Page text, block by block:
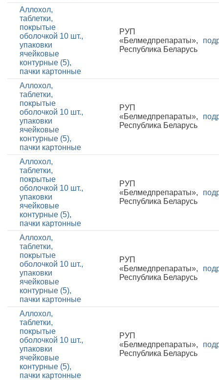
Аллохол,
таблетки,
покрытые
оболочкой 10 шт.,
упаковки
ячейковые
контурные (5),
пачки картонные
РУП
«Белмедпрепараты»,
Республика Беларусь
Аллохол,
таблетки,
покрытые
оболочкой 10 шт.,
упаковки
ячейковые
контурные (5),
пачки картонные
РУП
«Белмедпрепараты»,
Республика Беларусь
Аллохол,
таблетки,
покрытые
оболочкой 10 шт.,
упаковки
ячейковые
контурные (5),
пачки картонные
РУП
«Белмедпрепараты»,
Республика Беларусь
Аллохол,
таблетки,
покрытые
оболочкой 10 шт.,
упаковки
ячейковые
контурные (5),
пачки картонные
РУП
«Белмедпрепараты»,
Республика Беларусь
Аллохол,
таблетки,
покрытые
оболочкой 10 шт.,
упаковки
ячейковые
контурные (5),
пачки картонные
РУП
«Белмедпрепараты»,
Республика Беларусь